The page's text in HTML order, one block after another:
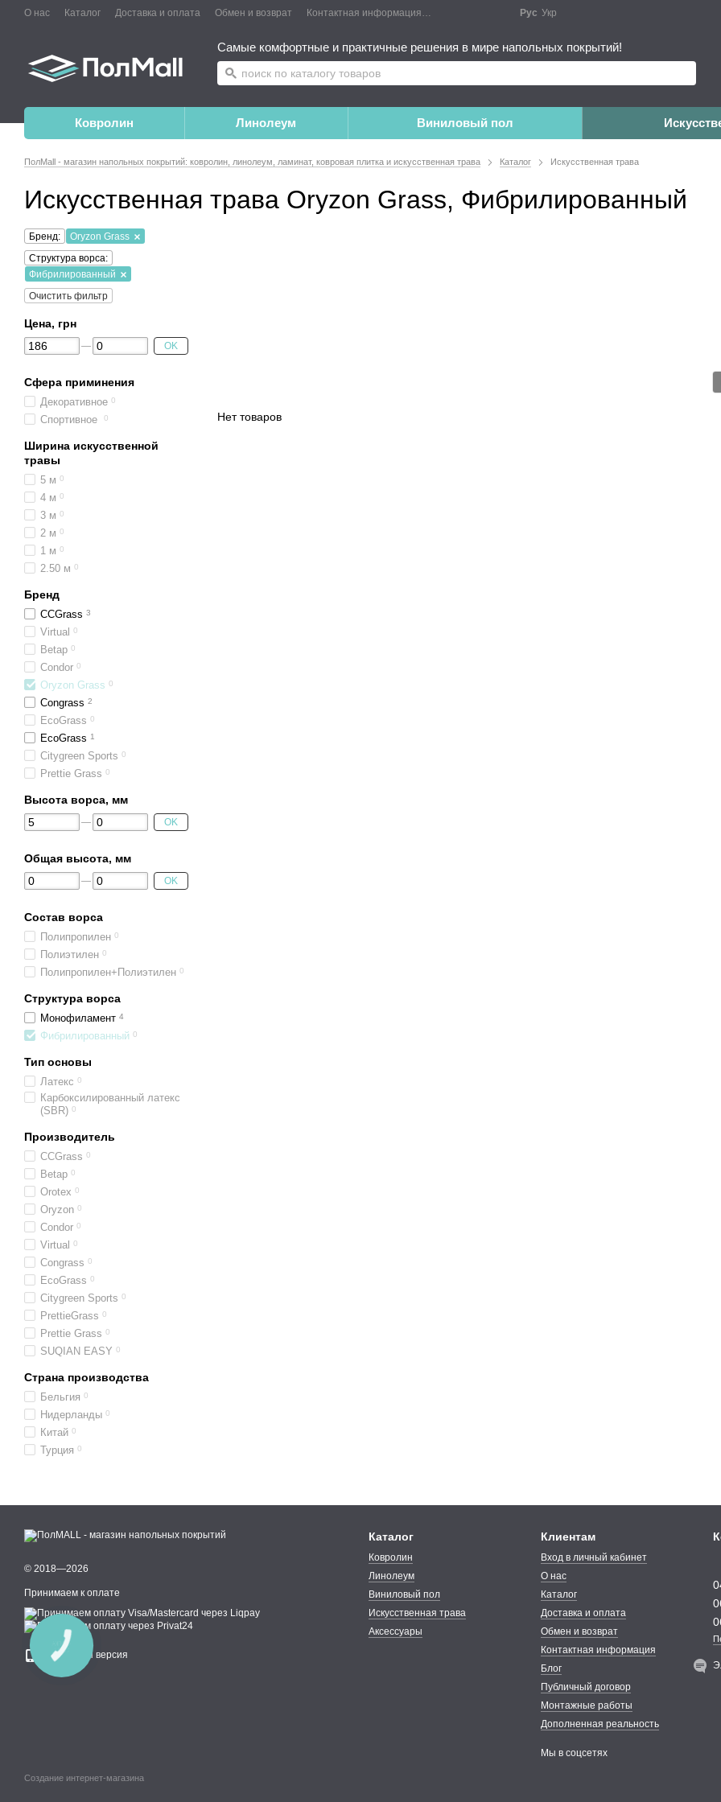
О нас Каталог Доставка и оплата Обмен и возврат Контактная информация Публичный договор
Рус Укр
Самые комфортные и практичные решения в мире напольных покрытий!
Ковролин Линолеум Виниловый пол
ПолMall - магазин напольных покрытий: ковролин, линолеум, ламинат, ковровая плитка и искусственная трава Каталог Искусственная трава
Искусственная трава Oryzon Grass, Фибрилированный
Нет товаров
Бренд:
Oryzon Grass
Структура ворса:
Фибрилированный
Очистить фильтр
Цена, грн
OK
Сфера приминения
Декоративное 0
Спортивное 0
Ширина искусственной
травы
5 м 0
4 м 0
3 м 0
2 м 0
1 м 0
2.50 м 0
Бренд
CCGrass 3
Virtual 0
Betap 0
Condor 0
Oryzon Grass 0
Congrass 2
EcoGrass 0
EcoGrass 1
Citygreen Sports 0
Prettie Grass 0
Высота ворса, мм
OK
Общая высота, мм
OK
Состав ворса
Полипропилен 0
Полиэтилен 0
Полипропилен+Полиэтилен 0
Структура ворса
Монофиламент 4
Фибрилированный 0
Тип основы
Латекс 0
Карбоксилированный латекс
(SBR) 0
Производитель
CCGrass 0
Betap 0
Orotex 0
Oryzon 0
Condor 0
Virtual 0
Congrass 0
EcoGrass 0
Citygreen Sports 0
PrettieGrass 0
Prettie Grass 0
SUQIAN EASY 0
Страна производства
Бельгия 0
Нидерланды 0
Китай 0
Турция 0
© 2018—2026
Принимаем к оплате
Мобильная версия
Каталог
Ковролин
Линолеум
Виниловый пол
Искусственная трава
Аксессуары
Клиентам
Вход в личный кабинет
О нас
Каталог
Доставка и оплата
Обмен и возврат
Контактная информация
Блог
Публичный договор
Монтажные работы
Дополненная реальность
Мы в соцсетях
Создание интернет-магазина
КНОПКА
СВЯЗИ